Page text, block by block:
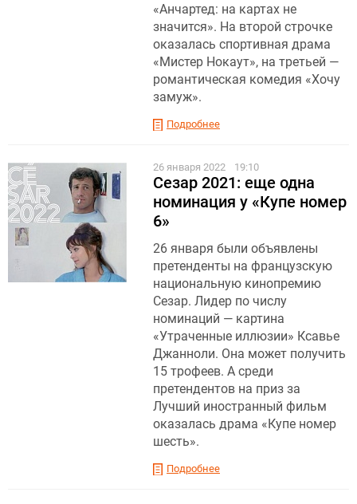
«Анчартед: на картах не
значится». На второй строчке
оказалась спортивная драма
«Мистер Нокаут», на третьей —
романтическая комедия «Хочу
замуж».
Подробнее
26 января 2022 19:10
Сезар 2021: еще одна
номинация у «Купе номер
6»
26 января были объявлены
претенденты на французскую
национальную кинопремию
Сезар. Лидер по числу
номинаций — картина
«Утраченные иллюзии» Ксавье
Джанноли. Она может получить
15 трофеев. А среди
претендентов на приз за
Лучший иностранный фильм
оказалась драма «Купе номер
шесть».
Подробнее